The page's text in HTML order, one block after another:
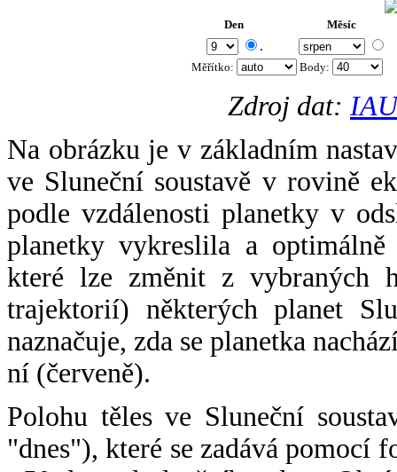
Den Měsíc
.
Měřítko: Body:
Zdroj dat:
Na obrázku je v základním
ve Sluneční soustavě v rovině
podle vzdálenosti planetky v
planetky vykreslila a
které lze změnit z vybraných
trajektorií) některých planet
naznačuje, zda se planetka
ní (červeně).
Polohu těles ve Sluneční
"dnes"), které se zadává pomocí